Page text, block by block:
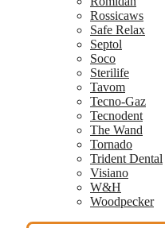
Rossicaws
Safe Relax
Septol
Soco
Sterilife
Tavom
Tecno-Gaz
Tecnodent
The Wand
Tornado
Trident Dental
Visiano
W&H
Woodpecker